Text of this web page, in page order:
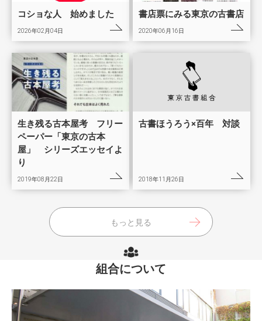
コショな人 始めました
2026年02月04日
書店票にみる東京の古書店
2020年06月16日
生き残る古本屋考 フリー
ペーパー「東京の古本
屋」 シリーズエッセイよ
り
2019年08月22日
古書ほうろう×百年 対談
2018年11月26日
もっと見る
組合について